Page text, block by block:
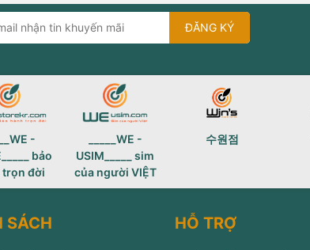
ĐĂNG KÝ
-
bảo
trọn đời
_____WE -
USIM_____ sim
của người VIỆT
수원점
SÁCH HỖ TRỢ